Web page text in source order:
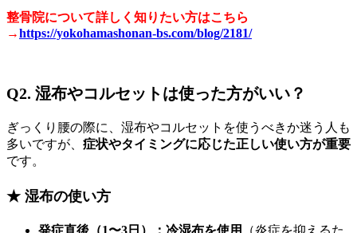
整骨院について詳しく知りたい方はこちら
→https://yokohamashonan-bs.com/blog/2181/
Q2. 湿布やコルセットは使った方がいい？
ぎっくり腰の際に、湿布やコルセットを使うべきか迷う人も
多いですが、 症状やタイミングに応じた正しい使い方が重要
です。
★ 湿布の使い方